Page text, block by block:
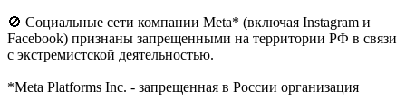
🚫 Социальные сети компании Meta* (включая Instagram и
Facebook) признаны запрещенными на территории РФ в связи
с экстремистской деятельностью.
*Meta Platforms Inc. - запрещенная в России организация